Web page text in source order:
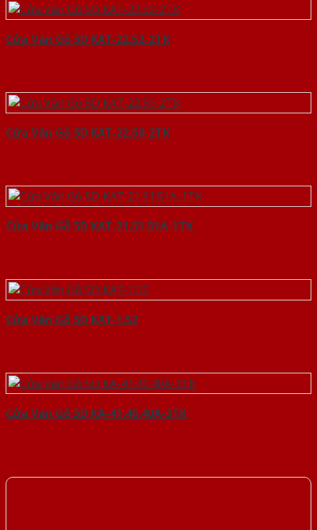
Cửa Vân Gỗ 5D KAT-22.52-2TK
Cửa Vân Gỗ 5D KAT-22.50-2TK
Cửa Vân Gỗ 5D KAT-21.51.51A-1TK
Cửa Vân Gỗ 5D KAT-1.52
Cửa Vân Gỗ 5D KA-41.40.40A-3TK